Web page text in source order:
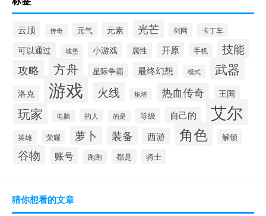
云顶 传奇 元气 元素 光芒 剑网 卡丁车
可以通过 城堡 小游戏 属性 开原 手机
技能
攻略
方舟 星际争霸 最终幻想 模式 武器
洛克 游戏 火线 炮塔 热血传奇 王国
玩家 电脑 的人 的是 等级 自己的 艾尔
英雄 荣耀 萝卜 装备 西游 角色 解锁
谷物 账号 跑跑 都是 骑士
猜你想看的文章